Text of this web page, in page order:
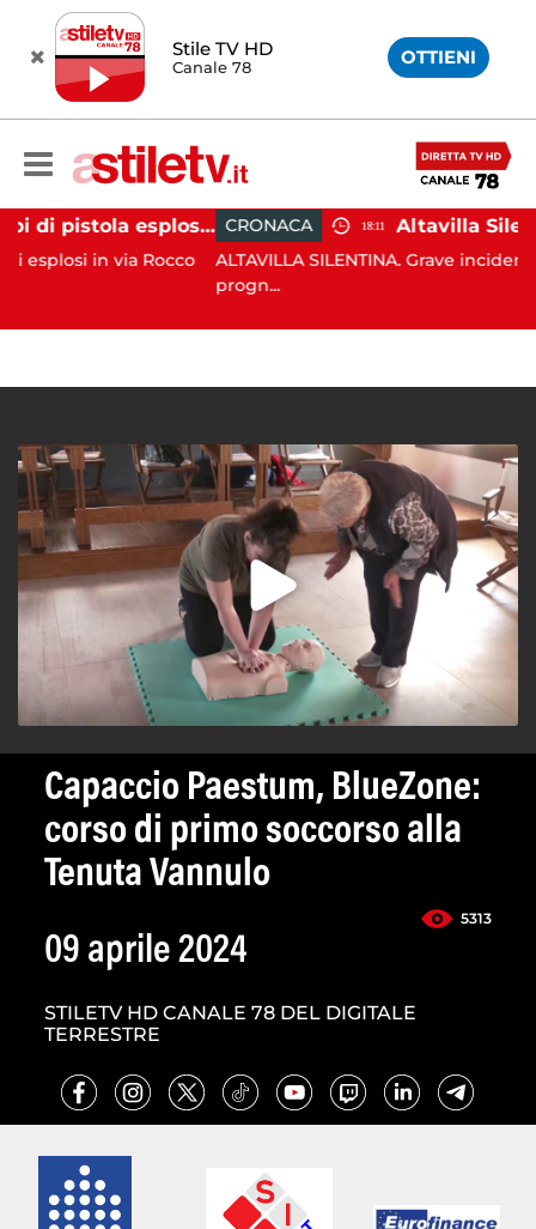
Stile TV HD
Canale 78 OTTIENI
Salerno, colpi di pistola esplosi a Pastena: paura tra i residenti
in via Rocco
CRONACA 18:11
ALTAVILLA SILENTINA. Grave incidente in
Capaccio Paestum, BlueZone:
corso di primo soccorso alla
Tenuta Vannulo
5313
09 aprile 2024
STILETV HD CANALE 78 DEL DIGITALE
TERRESTRE